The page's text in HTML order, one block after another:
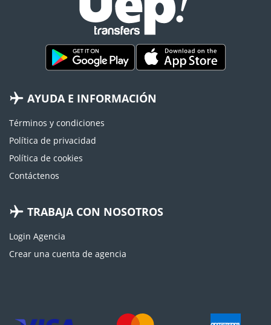
AYUDA E INFORMACIÓN
Términos y condiciones
Política de privacidad
Política de cookies
Contáctenos
TRABAJA CON NOSOTROS
Login Agencia
Crear una cuenta de agencia